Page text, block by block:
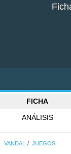
FICHA
ANÁLISIS
VANDAL JUEGOS